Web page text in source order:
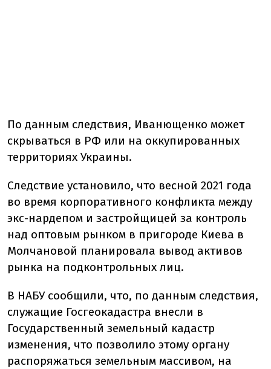
По данным следствия, Иванющенко может
скрываться в РФ или на оккупированных
территориях Украины.
Следствие установило, что весной 2021 года
во время корпоративного конфликта между
экс-нардепом и застройщицей за контроль
над оптовым рынком в пригороде Киева в
Молчановой планировала вывод активов
рынка на подконтрольных лиц.
В НАБУ сообщили, что, по данным следствия,
служащие Госгеокадастра внесли в
Государственный земельный кадастр
изменения, что позволило этому органу
распоряжаться земельным массивом, на